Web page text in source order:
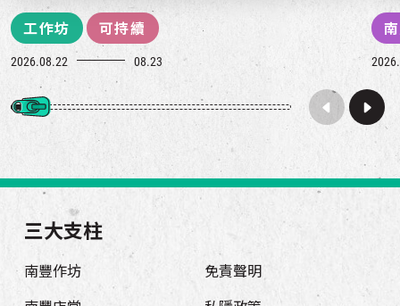
工作坊 可持續
2026.08.22 08.23
三大支柱
南豐作坊 免責聲明